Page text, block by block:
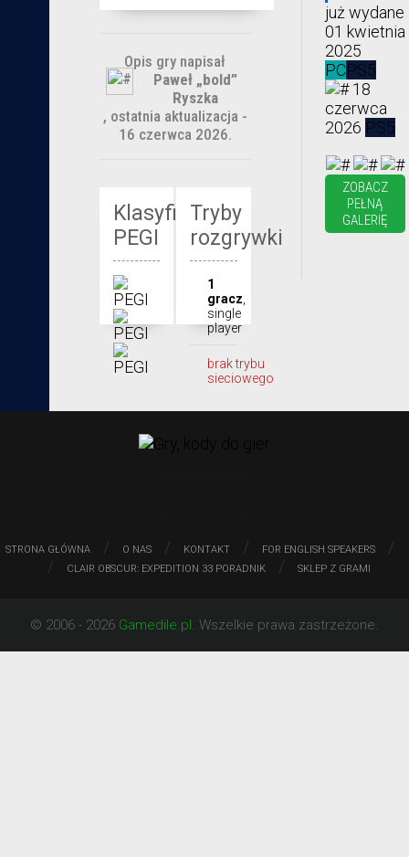
Opis gry napisał
Paweł „bold”
Ryszka
, ostatnia aktualizacja -
16 czerwca 2026.
Klasyfikacja
PEGI
Tryby
rozgrywki
1
gracz
single
player
brak trybu
sieciowego
już wydane
01 kwietnia
2025
PCPS5
18
czerwca
2026 PS5
ZOBACZ
PEŁNĄ
GALERIĘ
STRONA GŁÓWNA / O NAS / KONTAKT / FOR ENGLISH SPEAKERS
/
/
CLAIR OBSCUR: EXPEDITION 33 PORADNIK / SKLEP Z GRAMI
© 2006 - 2026 Gamedile.pl. Wszelkie prawa zastrzeżone.